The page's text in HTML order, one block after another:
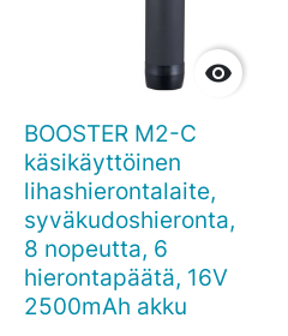

BOOSTER M2-C
käsikäyttöinen
lihashierontalaite,
syväkudoshieronta,
8 nopeutta, 6
hierontapäätä, 16V
2500mAh akku